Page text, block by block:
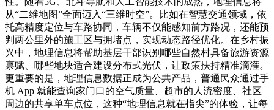
从“二维地图”全面迈入“三维时空”。比如在智慧交通领域，依
托高精度定位与车路协同，车辆不仅能感知前方路况，还能预
判两公里外的施工区与拥堵点，实现动态路径优化。在乡村振
兴中，地理信息将帮助基层干部识别哪些自然村具备旅游资源
禀赋、哪些地块适合建设分布式光伏，让政策扶持精准滴灌。
更重要的是，地理信息数据正成为公共产品，普通民众通过手
机 App 就能查询家门口的空气质量、超市的人流密度、社区
周边的共享单车点位，这种“地理信息就在指尖”的体验，让每